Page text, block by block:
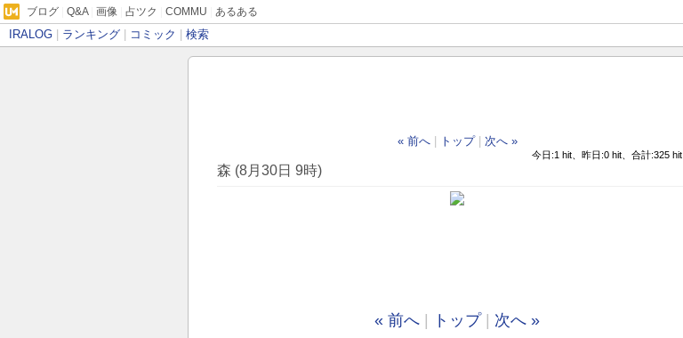
ブログ Q&A| 画像 占ツク COMMU あるある
IRALOG ランキング コミック 検索
« 前へ トップ 次へ »
今日:1 hit、昨日:0 hit、合計:325 hit
森 (8月30日 9時)
« 前へ トップ 次へ »